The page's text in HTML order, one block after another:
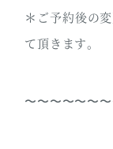
＊ご予約後の
て頂きます。
〜〜〜〜〜〜